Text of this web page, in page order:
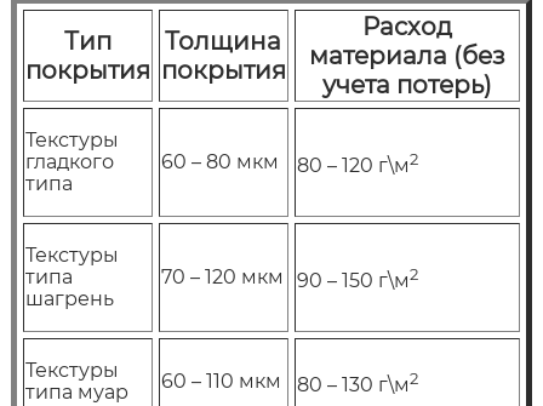
Тип
покрытия
Толщина
покрытия
Расход
материала (без
учета потерь)
Текстуры
гладкого
типа
60 – 80 мкм 80 – 120 г\м2
Текстуры
типа
шагрень
70 – 120 мкм 90 – 150 г\м2
Текстуры
типа муар
60 – 110 мкм 80 – 130 г\м2